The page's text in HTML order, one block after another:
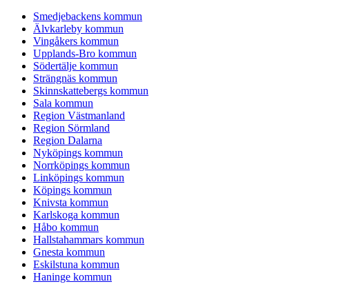
Smedjebackens kommun
Älvkarleby kommun
Vingåkers kommun
Upplands-Bro kommun
Södertälje kommun
Strängnäs kommun
Skinnskattebergs kommun
Sala kommun
Region Västmanland
Region Sörmland
Region Dalarna
Nyköpings kommun
Norrköpings kommun
Linköpings kommun
Köpings kommun
Knivsta kommun
Karlskoga kommun
Håbo kommun
Hallstahammars kommun
Gnesta kommun
Eskilstuna kommun
Haninge kommun